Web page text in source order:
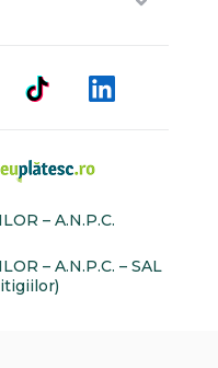
– A.N.P.C.
– A.N.P.C. – SAL